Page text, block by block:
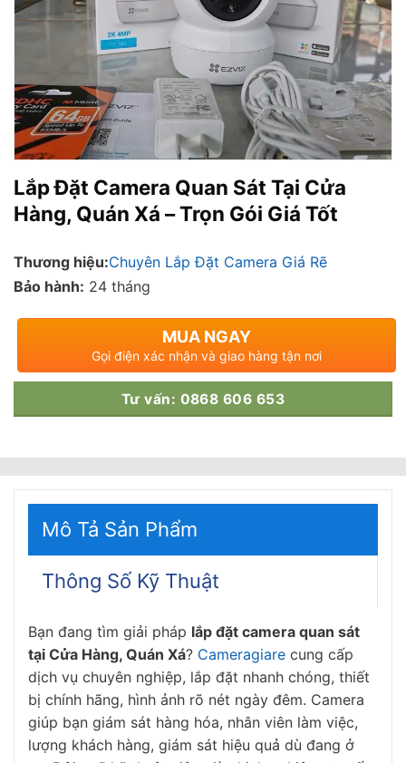
Lắp Đặt Camera Quan Sát Tại Cửa
Hàng, Quán Xá – Trọn Gói Giá Tốt
Thương hiệu:Chuyên Lắp Đặt Camera Giá Rẽ
Bảo hành: 24 tháng
MUA NGAY
Gọi điện xác nhận và giao hàng tận nơi
Tư vấn: 0868 606 653
Mô Tả Sản Phẩm
Thông Số Kỹ Thuật
Bạn đang tìm giải pháp lắp đặt camera quan sát
tại Cửa Hàng, Quán Xá? Cameragiare cung cấp
dịch vụ chuyên nghiệp, lắp đặt nhanh chóng, thiết
bị chính hãng, hình ảnh rõ nét ngày đêm. Camera
giúp bạn giám sát hàng hóa, nhân viên làm việc,
lượng khách hàng, giám sát hiệu quả dù đang ở